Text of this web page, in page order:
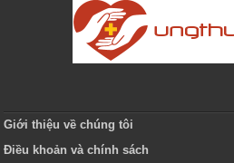
Giới thiệu về chúng tôi
Điều khoản và chính sách